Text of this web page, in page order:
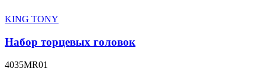
KING TONY
Набор торцевых головок
4035MR01